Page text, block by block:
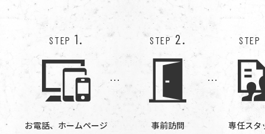
STEP 1.
お電話、ホームページ
STEP 2.
事前訪問
STEP
専任スタ